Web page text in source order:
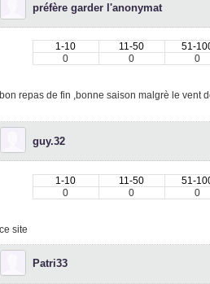
préfère garder l'anonymat
1-10 11-50 51-
0
0 0
repas de fin ,bonne saison malgrè le vent
guy.32
1-10 11-50 51-
0
0 0
site
Patri33